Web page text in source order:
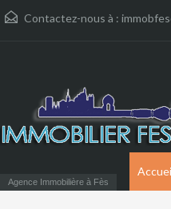
Contactez-nous à :
Agence Immobilière à Fès